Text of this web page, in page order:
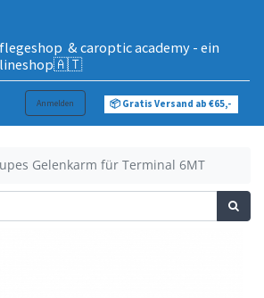
& caroptic academy - ein
Anmelden 📦 Gratis Versand ab €65,-
Gelenkarm für Terminal 6MT